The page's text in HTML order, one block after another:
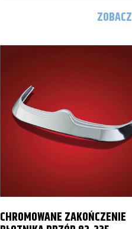
ZOBACZ
CHROMOWANE ZAKOŃCZENIE